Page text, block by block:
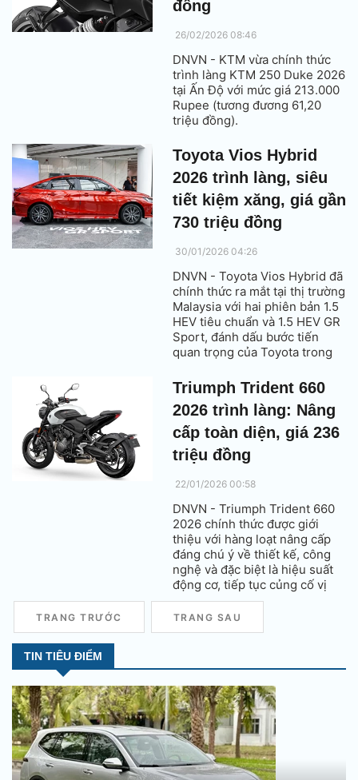
đồng
26/02/2026 08:46
DNVN - KTM vừa chính thức
trình làng KTM 250 Duke 2026
tại Ấn Độ với mức giá 213.000
Rupee (tương đương 61,20
triệu đồng).
Toyota Vios Hybrid
2026 trình làng, siêu
tiết kiệm xăng, giá gần
730 triệu đồng
30/01/2026 04:26
DNVN - Toyota Vios Hybrid đã
chính thức ra mắt tại thị trường
Malaysia với hai phiên bản 1.5
HEV tiêu chuẩn và 1.5 HEV GR
Sport, đánh dấu bước tiến
quan trọng của Toyota trong
hybrid tại Đông Nam Á.
Triumph Trident 660
2026 trình làng: Nâng
cấp toàn diện, giá 236
triệu đồng
22/01/2026 00:58
DNVN - Triumph Trident 660
2026 chính thức được giới
thiệu với hàng loạt nâng cấp
đáng chú ý về thiết kế, công
nghệ và đặc biệt là hiệu suất
động cơ, tiếp tục củng cố vị
thế của mẫu naked bike hạng
trung này trong phân khúc.
TRANG TRƯỚC TRANG SAU
TIN TIÊU ĐIỂM